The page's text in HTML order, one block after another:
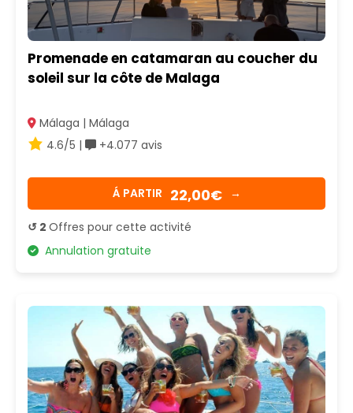
Promenade en catamaran au coucher du
soleil sur la côte de Malaga
Málaga | Málaga
4.6/5 |
+4.077 avis
Á PARTIR 22,00€ →
↺ 2 Offres pour cette activité
Annulation gratuite